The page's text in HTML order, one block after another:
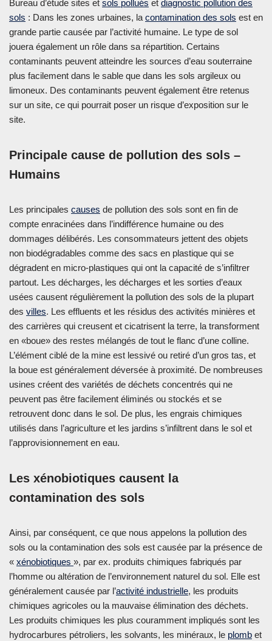
Bureau d’étude sites et sols pollués et diagnostic pollution des
sols : Dans les zones urbaines, la contamination des sols est en
grande partie causée par l’activité humaine. Le type de sol
jouera également un rôle dans sa répartition. Certains
contaminants peuvent atteindre les sources d’eau souterraine
plus facilement dans le sable que dans les sols argileux ou
limoneux. Des contaminants peuvent également être retenus
sur un site, ce qui pourrait poser un risque d’exposition sur le
site.
Principale cause de pollution des sols –
Humains
Les principales causes de pollution des sols sont en fin de
compte enracinées dans l’indifférence humaine ou des
dommages délibérés. Les consommateurs jettent des objets
non biodégradables comme des sacs en plastique qui se
dégradent en micro-plastiques qui ont la capacité de s’infiltrer
partout. Les décharges, les décharges et les sorties d’eaux
usées causent régulièrement la pollution des sols de la plupart
des villes. Les effluents et les résidus des activités minières et
des carrières qui creusent et cicatrisent la terre, la transforment
en «boue» des restes mélangés de tout le flanc d’une colline.
L’élément ciblé de la mine est lessivé ou retiré d’un gros tas, et
la boue est généralement déversée à proximité. De nombreuses
usines créent des variétés de déchets concentrés qui ne
peuvent pas être facilement éliminés ou stockés et se
retrouvent donc dans le sol. De plus, les engrais chimiques
utilisés dans l’agriculture et les jardins s’infiltrent dans le sol et
l’approvisionnement en eau.
Les xénobiotiques causent la
contamination des sols
Ainsi, par conséquent, ce que nous appelons la pollution des
sols ou la contamination des sols est causée par la présence de
« xénobiotiques », par ex. produits chimiques fabriqués par
l’homme ou altération de l’environnement naturel du sol. Elle est
généralement causée par l’activité industrielle, les produits
chimiques agricoles ou la mauvaise élimination des déchets.
Les produits chimiques les plus couramment impliqués sont les
hydrocarbures pétroliers, les solvants, les minéraux, le plomb et